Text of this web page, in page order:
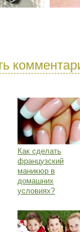
Как сделать
французский
маникюр в
домашних
условиях?